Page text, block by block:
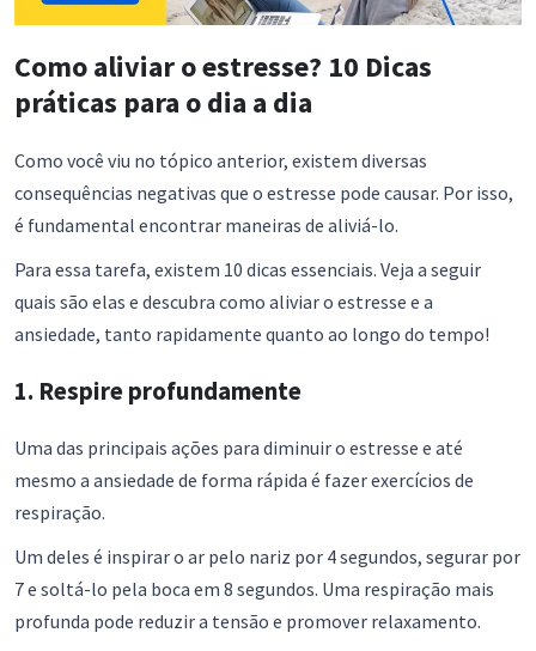
Como aliviar o estresse? 10 Dicas
práticas para o dia a dia
Como você viu no tópico anterior, existem diversas
consequências negativas que o estresse pode causar. Por isso,
é fundamental encontrar maneiras de aliviá-lo.
Para essa tarefa, existem 10 dicas essenciais. Veja a seguir
quais são elas e descubra como aliviar o estresse e a
ansiedade, tanto rapidamente quanto ao longo do tempo!
1. Respire profundamente
Uma das principais ações para diminuir o estresse e até
mesmo a ansiedade de forma rápida é fazer exercícios de
respiração.
Um deles é inspirar o ar pelo nariz por 4 segundos, segurar por
7 e soltá-lo pela boca em 8 segundos. Uma respiração mais
profunda pode reduzir a tensão e promover relaxamento.